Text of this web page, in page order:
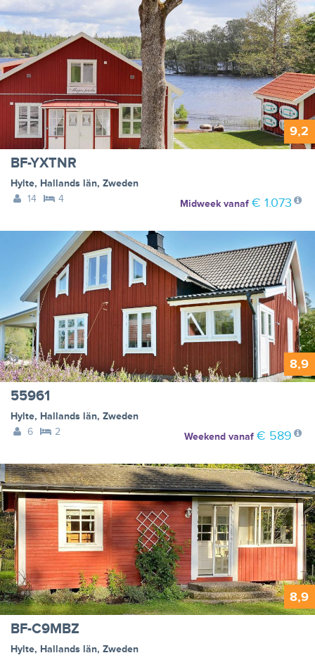
9,2
BF-YXTNR
Hylte, Hallands län, Zweden
14
4 Midweekvanaf € 1.073
8,9
55961
Hylte, Hallands län, Zweden
6
2 Weekendvanaf € 589
8,9
BF-C9MBZ
Hylte, Hallands län, Zweden